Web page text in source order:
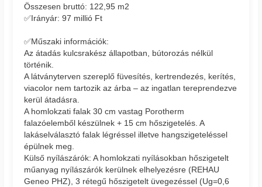
Összesen bruttó: 122,95 m2
✅Irányár: 97 millió Ft
✅Műszaki információk:
Az átadás kulcsrakész állapotban, bútorozás nélkül
történik.
A látványterven szereplő füvesítés, kertrendezés, kerítés,
viacolor nem tartozik az árba – az ingatlan tereprendezve
kerül átadásra.
A homlokzati falak 30 cm vastag Porotherm
falazóelemből készülnek + 15 cm hőszigetelés. A
lakáselválasztó falak légréssel illetve hangszigeteléssel
épülnek meg.
Külső nyílászárók: A homlokzati nyílásokban hőszigetelt
műanyag nyílászárók kerülnek elhelyezésre (REHAU
Geneo PHZ), 3 rétegű hőszigetelt üvegezéssel (Ug=0,6